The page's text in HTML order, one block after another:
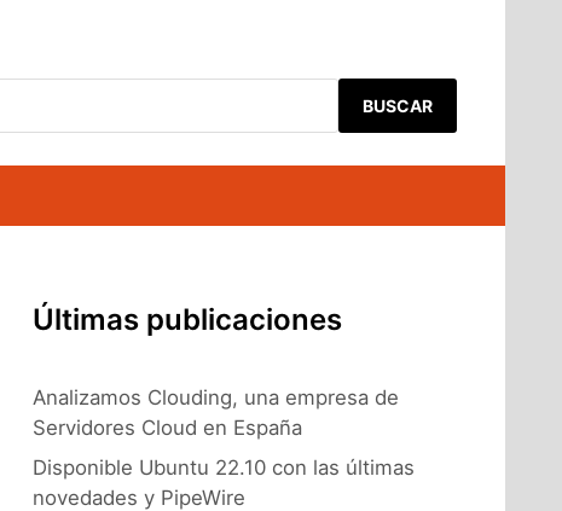
BUSCAR
Últimas publicaciones
Analizamos Clouding, una empresa de
Servidores Cloud en España
Disponible Ubuntu 22.10 con las últimas
novedades y PipeWire